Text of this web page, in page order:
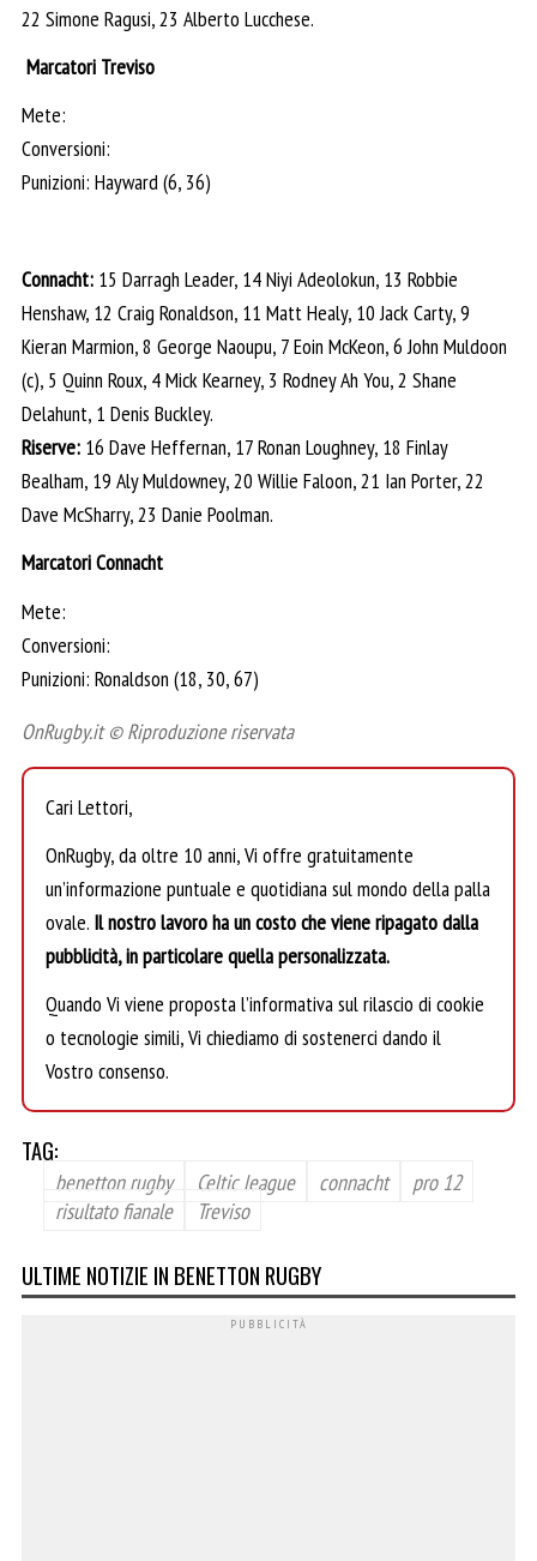
22 Simone Ragusi, 23 Alberto Lucchese.
Marcatori Treviso
Mete:
Conversioni:
Punizioni: Hayward (6, 36)
Connacht: 15 Darragh Leader, 14 Niyi Adeolokun, 13 Robbie
Henshaw, 12 Craig Ronaldson, 11 Matt Healy, 10 Jack Carty, 9
Kieran Marmion, 8 George Naoupu, 7 Eoin McKeon, 6 John Muldoon
(c), 5 Quinn Roux, 4 Mick Kearney, 3 Rodney Ah You, 2 Shane
Delahunt, 1 Denis Buckley.
Riserve: 16 Dave Heffernan, 17 Ronan Loughney, 18 Finlay
Bealham, 19 Aly Muldowney, 20 Willie Faloon, 21 Ian Porter, 22
Dave McSharry, 23 Danie Poolman.
Marcatori Connacht
Mete:
Conversioni:
Punizioni: Ronaldson (18, 30, 67)
OnRugby.it © Riproduzione riservata
Cari Lettori,
OnRugby, da oltre 10 anni, Vi offre gratuitamente
un’informazione puntuale e quotidiana sul mondo della palla
ovale. Il nostro lavoro ha un costo che viene ripagato dalla
pubblicità, in particolare quella personalizzata.
Quando Vi viene proposta l’informativa sul rilascio di cookie
o tecnologie simili, Vi chiediamo di sostenerci dando il
Vostro consenso.
TAG:
benetton rugby Celtic league connacht
pro 12
risultato fianale
Treviso
ULTIME NOTIZIE IN BENETTON RUGBY